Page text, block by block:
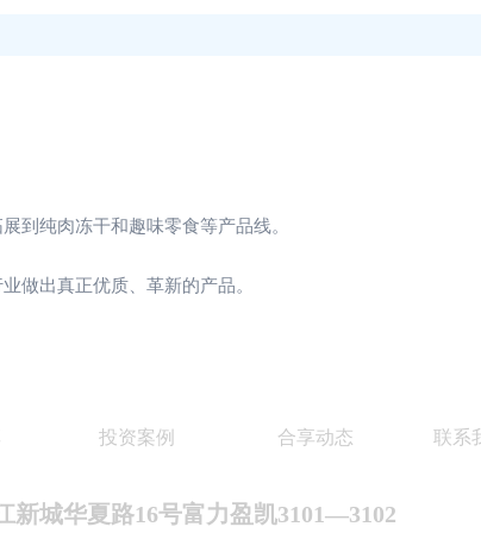
到纯肉冻干和趣味零食等产品线。
做出真正优质、革新的产品。
投资案例 联系
新城华夏路16号富力盈凯3101—3102
合享动态